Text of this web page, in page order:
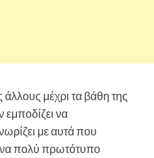
άλλους μέχρι τα βάθη της
εμποδίζει να
με αυτά που
πολύ πρωτότυπο